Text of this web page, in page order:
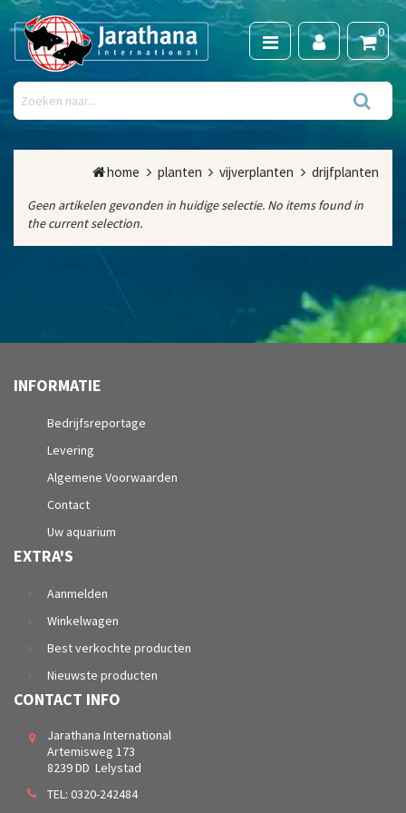
0
home planten vijverplanten drijfplanten
Geen artikelen gevonden in huidige selectie. No items found in
the current selection.
INFORMATIE
Bedrijfsreportage
Levering
Algemene Voorwaarden
Contact
Uw aquarium
EXTRA'S
Aanmelden
Winkelwagen
Best verkochte producten
Nieuwste producten
CONTACT INFO
Jarathana International
Artemisweg 173
8239 DD Lelystad
TEL: 0320-242484